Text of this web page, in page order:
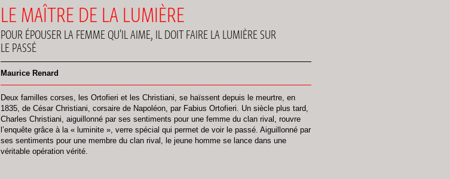
LE MAÎTRE DE LA LUMIÈRE
POUR ÉPOUSER LA FEMME QU'IL AIME, IL DOIT FAIRE LA LUMIÈRE SUR
LE PASSÉ
Maurice Renard
Deux familles corses, les Ortofieri et les Christiani, se haïssent depuis le meurtre, en
1835, de César Christiani, corsaire de Napoléon, par Fabius Ortofieri. Un siècle plus tard,
Charles Christiani, aiguillonné par ses sentiments pour une femme du clan rival, rouvre
l’enquête grâce à la « luminite », verre spécial qui permet de voir le passé. Aiguillonné par
ses sentiments pour une membre du clan rival, le jeune homme se lance dans une
véritable opération vérité.